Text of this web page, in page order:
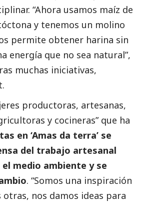
“Ahora usamos maíz de
y tenemos un molino
permite obtener harina sin
energía que no sea natural”,
muchas iniciativas,
productoras, artesanas,
y cocineras” que ha
en ‘Amas da terra’ se
del trabajo artesanal
medio ambiente y se
. “Somos una inspiración
otras, nos damos ideas para